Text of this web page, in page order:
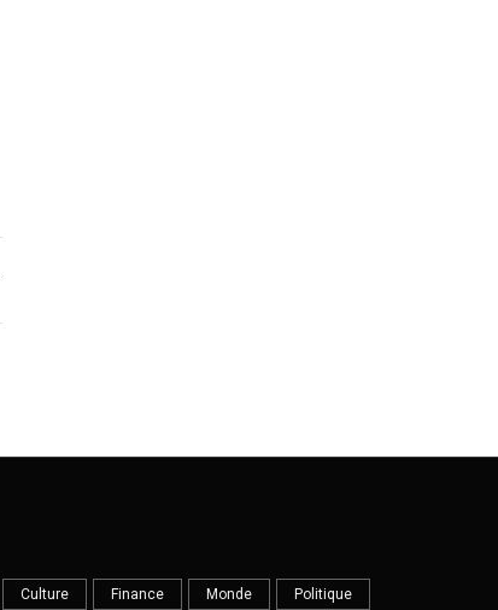
Culture Finance Monde Politique